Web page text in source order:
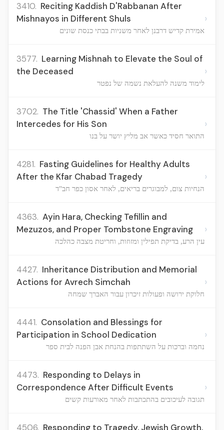
3410. Reciting Kaddish D'Rabbanan After
Mishnayos in Different Shuls
אמירת קדיש דרבנן לאחר משניות בבתי כנסת שונים
›
3577. Learning Mishnah to Elevate the Soul of
the Deceased
לימוד משנה להעלאת נשמה של נפטר
›
3702. The Title 'Chassid' When a Father
Intercedes for His Son
התואר חסיד כאשר אב מליץ יושר על בנו
›
4281. Fasting Guidelines for Healthy Adults
After the Kfar Chabad Tragedy
הנחיות צום, למבוגרים בריאים, לאחר אסון כפר חב"ד
›
4363. Ayin Hara, Checking Tefillin and
Mezuzos, and Proper Tombstone Engraving
עין הרע, בדיקת תפילין ומזוזות, וחריטת מצבה כהלכה
›
4427. Inheritance Distribution and Memorial
Actions for Avrech Simchah
חלוקת ירושה ופעולות זיכרון עבור האברך שמחה
›
4441. Consolation and Blessings for
Participation in School Dedication
נחמה וברכות על השתתפות בהנחת אבן הפנה לבית ספר
›
4473. Responding to Delays in
Correspondence After Difficult Events
תגובה לעיכובים בהתכתבות לאחר מאורעות קשים
›
4506. Responding to Tragedy, Jewish Growth,